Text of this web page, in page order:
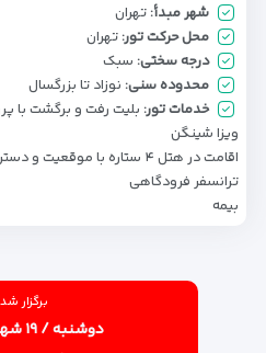
شهر مبدأ: تهران
محل حرکت تور: تهران
درجه سختی: سبک
محدوده سنی: نوزاد تا بزرگسال
خدمات تور: بلیت رفت و برگشت با
ویزا شینگن
اقامت در هتل ۴ ستاره با موقعیت و دسترسی عالی + صبحانه
ترانسفر فرودگاهی
بیمه
برگزار
دوشنبه / ۱۹ شهریور ۱۴۰۳